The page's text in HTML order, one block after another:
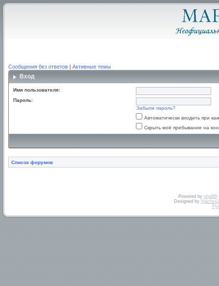
Сообщения без ответов | Активные темы
Вход
Имя пользователя:
Пароль:
Забыли пароль?
Автоматически входить при
Скрыть моё пребывание на
Список форумов
Powered by phpBB
Designed by